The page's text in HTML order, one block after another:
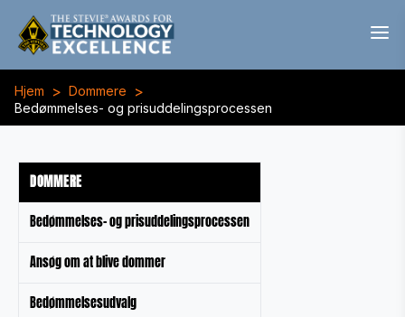
Hjem > Dommere >
Bedømmelses- og prisuddelingsprocessen
DOMMERE
Bedømmelses- og prisuddelingsprocessen
Ansøg om at blive dommer
Bedømmelsesudvalg